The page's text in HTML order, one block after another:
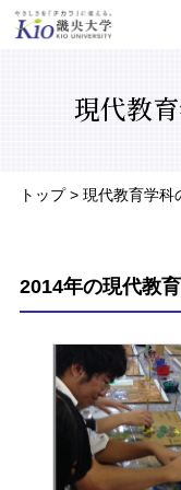
現代教
トップ> 現代教育学科
2014年の現代教